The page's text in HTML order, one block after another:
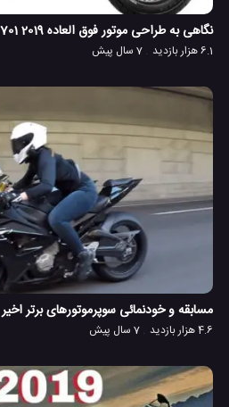
نگاهی به طراحی موتور فوق العاده 2019 Svartpilen 701
6.1 هزار بازدید 7 سال پیش
مسابقه و خودنمائی سوپرموتورهای برتر اخیر
4.6 هزار بازدید 7 سال پیش